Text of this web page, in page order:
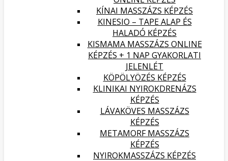
KÍNAI MASSZÁZS KÉPZÉS
KINESIO – TAPE ALAP ÉS
HALADÓ KÉPZÉS
KISMAMA MASSZÁZS ONLINE
KÉPZÉS + 1 NAP GYAKORLATI
JELENLÉT
KÖPÖLYÖZÉS KÉPZÉS
KLINIKAI NYIROKDRENÁZS
KÉPZÉS
LÁVAKÖVES MASSZÁZS
KÉPZÉS
METAMORF MASSZÁZS
KÉPZÉS
NYIROKMASSZÁZS KÉPZÉS